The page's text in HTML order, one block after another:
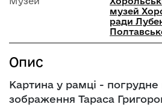
музей
ради
Опис
Картина у рамці - погрудне
зображення Тараса